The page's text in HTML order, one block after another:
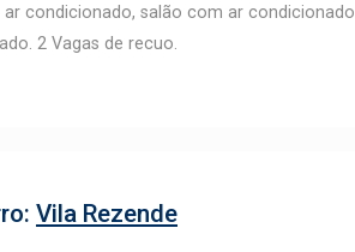
condicionado, salão com ar condicionado
2 Vagas de recuo.
Vila Rezende